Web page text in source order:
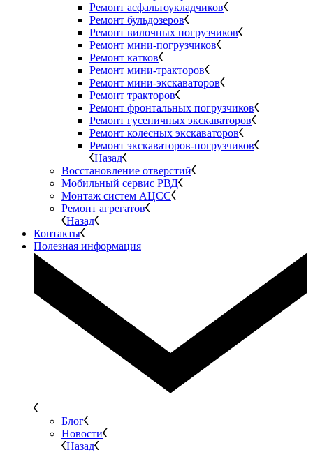
Ремонт асфальтоукладчиков
Ремонт бульдозеров
Ремонт вилочных погрузчиков
Ремонт мини-погрузчиков
Ремонт катков
Ремонт мини-тракторов
Ремонт мини-экскаваторов
Ремонт тракторов
Ремонт фронтальных погрузчиков
Ремонт гусеничных экскаваторов
Ремонт колесных экскаваторов
Ремонт экскаваторов-погрузчиков
Назад
Восстановление отверстий
Мобильный сервис РВД
Монтаж систем АЦСС
Ремонт агрегатов
Назад
Контакты
Полезная информация
Блог
Новости
Назад